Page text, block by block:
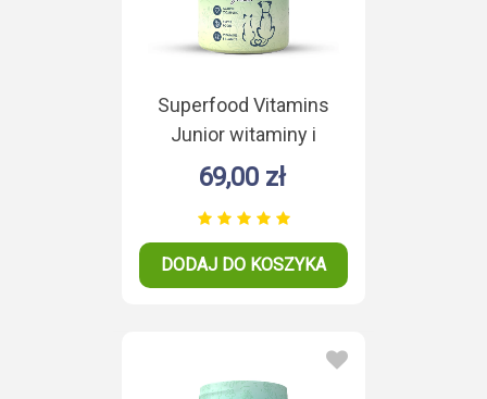
Superfood Vitamins
Junior witaminy i
minerały dla juniora
200g
69,00 zł
DODAJ DO KOSZYKA